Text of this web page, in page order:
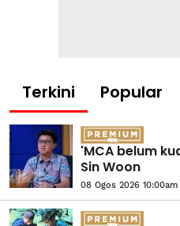
Terkini Popular
'MCA belum
Sin Woon
08 Ogos 2026 10:00am